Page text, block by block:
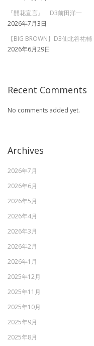
『開花宣言』 D3前田洋一
2026年7月3日
【BIG BROWN】D3仙北谷祐輔
2026年6月29日
Recent Comments
No comments added yet.
Archives
2026年7月
2026年6月
2026年5月
2026年4月
2026年3月
2026年2月
2026年1月
2025年12月
2025年11月
2025年10月
2025年9月
2025年8月